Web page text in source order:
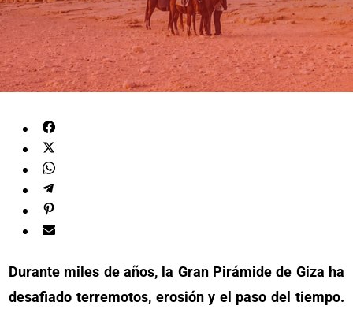
Durante miles de años, la Gran Pirámide de Giza ha
desafiado terremotos, erosión y el paso del tiempo.